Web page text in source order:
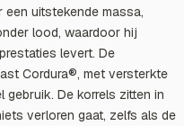
uitstekende massa,
lood, waardoor hij
levert. De
Cordura®, met versterkte
De korrels zitten in
verloren gaat, zelfs als de